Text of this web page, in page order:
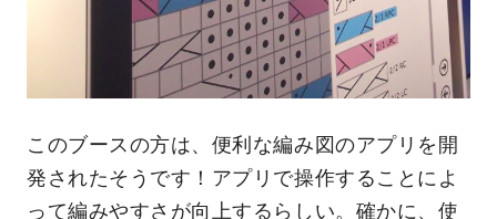
このブースの方は、便利な編み図のアプリを開
発されたそうです！アプリで操作することによ
って編みやすさが向上するらしい。確かに、使